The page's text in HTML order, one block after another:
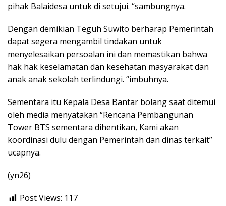
pihak Balaidesa untuk di setujui. “sambungnya.
Dengan demikian Teguh Suwito berharap Pemerintah
dapat segera mengambil tindakan untuk
menyelesaikan persoalan ini dan memastikan bahwa
hak hak keselamatan dan kesehatan masyarakat dan
anak anak sekolah terlindungi. “imbuhnya.
Sementara itu Kepala Desa Bantar bolang saat ditemui
oleh media menyatakan “Rencana Pembangunan
Tower BTS sementara dihentikan, Kami akan
koordinasi dulu dengan Pemerintah dan dinas terkait”
ucapnya.
(yn26)
Post Views: 117